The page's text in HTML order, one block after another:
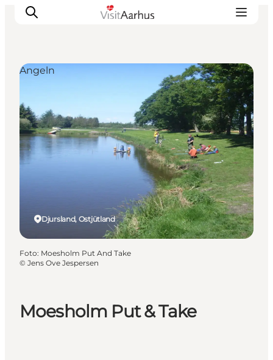
Sehen und erleben
Veranstaltungen
Städte und Regionen
Reiseplanung
Moesholm Put & Take
Djursland, Ostjütland
Angeln
Foto: Moesholm Put And Take
© Jens Ove Jespersen